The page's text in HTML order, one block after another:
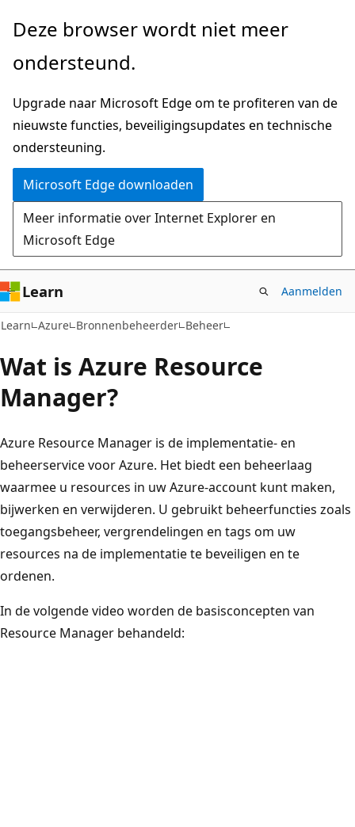
Naar
gaan
Deze browser wordt niet meer
ondersteund.
Upgrade naar Microsoft Edge om te profiteren van de
nieuwste functies, beveiligingsupdates en technische
ondersteuning.
Microsoft Edge downloaden
Meer informatie over Internet Explorer en
Microsoft Edge
Learn Aanmelden
Learn Azure Bronnenbeheerder Beheer
Wat is Azure Resource
Manager?
Azure Resource Manager is de implementatie- en
beheerservice voor Azure. Het biedt een beheerlaag
waarmee u resources in uw Azure-account kunt maken,
bijwerken en verwijderen. U gebruikt beheerfuncties zoals
toegangsbeheer, vergrendelingen en tags om uw
resources na de implementatie te beveiligen en te
ordenen.
In de volgende video worden de basisconcepten van
Resource Manager behandeld: